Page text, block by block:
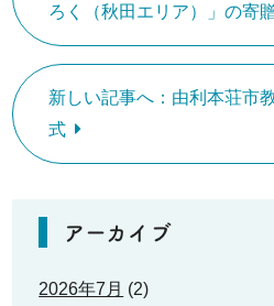
ろく（秋田エリア）」の寄
新しい記事へ：由利本荘市
式
アーカイブ
2026年7月 (2)